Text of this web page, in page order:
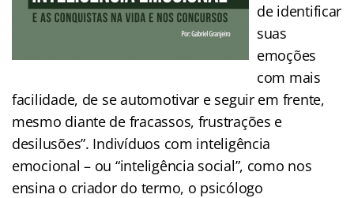
de identificar
suas
emoções
com mais
facilidade, de se automotivar e seguir em frente,
mesmo diante de fracassos, frustrações e
desilusões”. Indivíduos com inteligência
emocional – ou “inteligência social”, como nos
ensina o criador do termo, o psicólogo